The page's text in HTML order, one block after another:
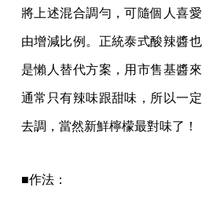
將上述混合調勻，可隨個人喜
由增減比例。正統泰式酸辣醬
是懶人替代方案，用市售基醬
通常只有辣味跟甜味，所以一
去調，當然新鮮檸檬最對味了！
■作法：